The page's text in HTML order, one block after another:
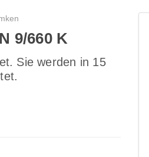
9/660 K
Sie werden in 15